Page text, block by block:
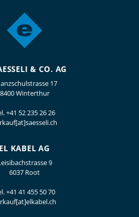
& CO. AG
17
8400 Winterthur
+41 52 235 26 26
EL KABEL AG
9
6037 Root
+41 41 455 50 70